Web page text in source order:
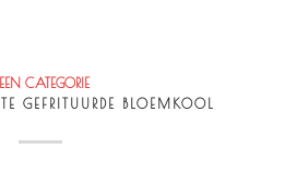
CATEGORIE
GEFRITUURDE BLOEMKOOL